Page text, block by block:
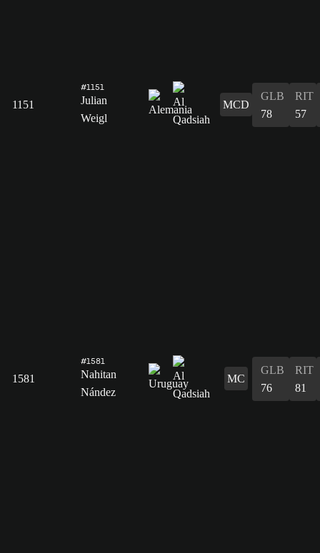
1151
#1151
Julian
Weigl
MCD
GLB
78
RIT
57
1581
#1581
Nahitan
Nández
MC
GLB
76
RIT
81